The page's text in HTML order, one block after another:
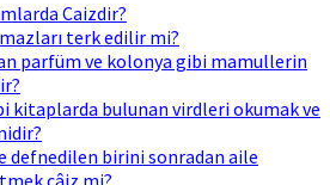
Caizdir?
terk edilir mi?
parfüm ve kolonya gibi mamullerin
kitaplarda bulunan virdleri okumak ve
defnedilen birini sonradan aile